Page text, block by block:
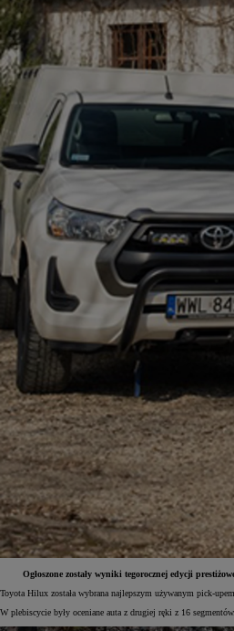
Ogłoszone zostały wyniki tegorocznej edycji
Toyota Hilux została wybrana najlepszym używanym pick-
W plebiscycie były oceniane auta z drugiej ręki z 16